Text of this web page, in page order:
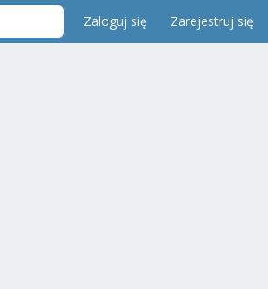
Zaloguj się Zarejestruj się